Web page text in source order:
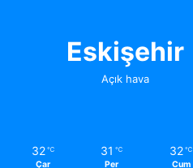
Eskişehir
Açık hava
32 ℃
Çar
31 ℃
Per
32 ℃
Cum